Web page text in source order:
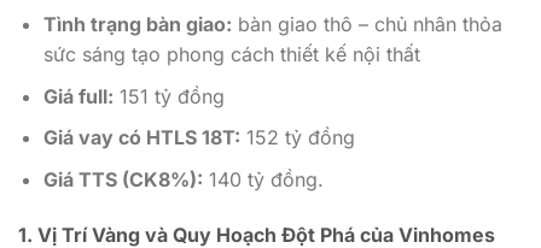
Tình trạng bàn giao: bàn giao thô – chủ nhân thỏa
sức sáng tạo phong cách thiết kế nội thất
Giá full: 151 tỷ đồng
Giá vay có HTLS 18T: 152 tỷ đồng
Giá TTS (CK8%): 140 tỷ đồng.
1. Vị Trí Vàng và Quy Hoạch Đột Phá của Vinhomes